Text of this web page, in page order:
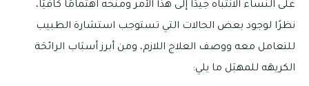
على النساء الانتباه جيدًا إلى هذا الأمر ومنحه اهتمامًا كافيًا،
نظرًا لوجود بعض الحالات التي تستوجب استشارة الطبيب
للتعامل معه ووصف العلاج اللازم، ومن أبرز أسبَاب الرائحَة
الكريهَه للمهبَل ما يلي: